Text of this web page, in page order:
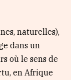
naturelles),
dans un
où le sens de
en Afrique